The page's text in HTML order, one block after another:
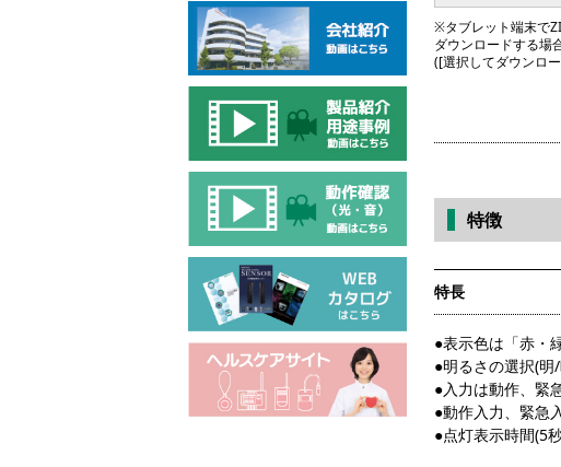
※タブレット端末で
ダウンロードする場
([選択してダウンロ
特徴
特長
●表示色は「赤・
●明るさの選択(明
●入力は動作、緊
●動作入力、緊急
●点灯表示時間(5